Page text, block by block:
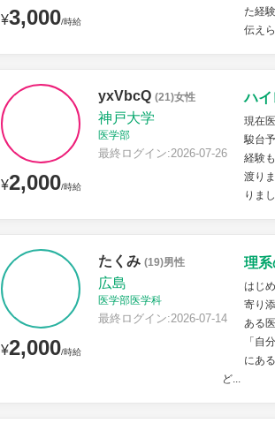
¥3,000/時給
た経
伝え
¥2,000/時給
yxVbcQ (21)女性
神戸大学
医学部
最終ログイン:2026-07-26
ハ
現在
駿台
経験
渡り
りま
¥2,000/時給
たくみ (19)男性
広島
医学部医学科
最終ログイン:2026-07-14
理系
はじ
寄り
ある
「自
にあ
ど...